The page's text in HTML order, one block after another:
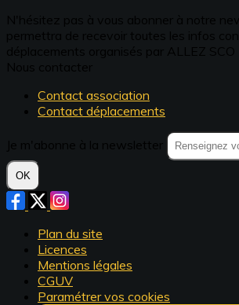
Contact association
Contact déplacements
OK
Plan du site
Licences
Mentions légales
CGUV
Paramétrer vos cookies